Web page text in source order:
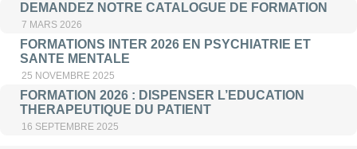
DEMANDEZ NOTRE CATALOGUE DE FORMATION
7 MARS 2026
FORMATIONS INTER 2026 EN PSYCHIATRIE ET
SANTE MENTALE
25 NOVEMBRE 2025
FORMATION 2026 : DISPENSER L’EDUCATION
THERAPEUTIQUE DU PATIENT
16 SEPTEMBRE 2025